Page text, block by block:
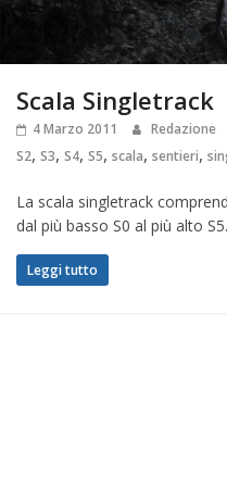
Scala Singletrack
4 Marzo 2011 Redazione
S2, S3, S4, S5, scala, sentieri,
La scala singletrack
dal più basso S0 al più alto
Leggi tutto